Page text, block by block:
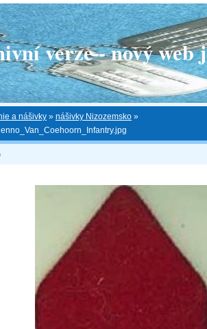
verze - nový web
a nášivky » nášivky Nizozemsko »